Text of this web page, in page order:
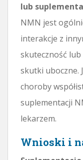
lub
NMN jest
interakcje z
skuteczność
skutki uboczne.
choroby
suplementacji
lekarzem.
Wnioski i